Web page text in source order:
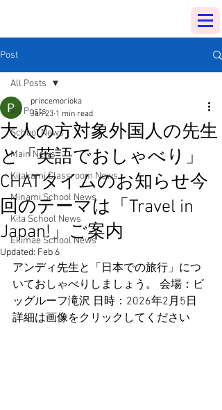
Post
All Posts
School News
Main News
Kitakami Classroom News
Minami School News
Kita School News
Ekimae School News
All Posts
大人の方対象外国人の先生
と「英語でおしゃべり」
CHATタイムのお知らせ今
回のテーマは「Travel in
Japan!」ご案内
princemorioka
Jan 23 1 min read
Updated: Feb 6
アンディ先生と「日本での旅行」につ
いておしゃべりしましょう。 会場：ビ
ッグルーフ滝沢 日時：2026年2月5日
詳細は画像をクリックしてください